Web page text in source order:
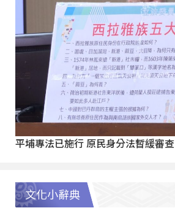
平埔專法已施行 原民身分法暫緩審查
文化小辭典